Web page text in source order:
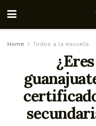
Home Todos a la escuela